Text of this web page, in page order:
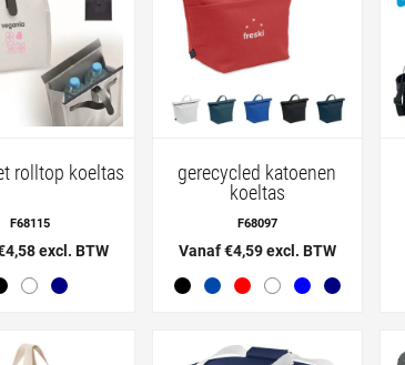
rolltop koeltas
F68115
excl. BTW
gerecycled katoenen
koeltas
F68097
Vanaf €4,59 excl. BTW